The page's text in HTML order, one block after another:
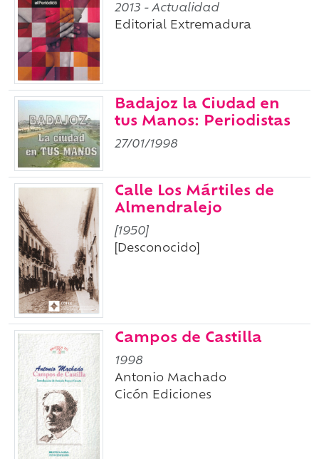
2013 - Actualidad
Editorial Extremadura
Badajoz la Ciudad en
tus Manos: Periodistas
27/01/1998
Calle Los Mártiles de
Almendralejo
[1950]
[Desconocido]
Campos de Castilla
1998
Antonio Machado
Cicón Ediciones